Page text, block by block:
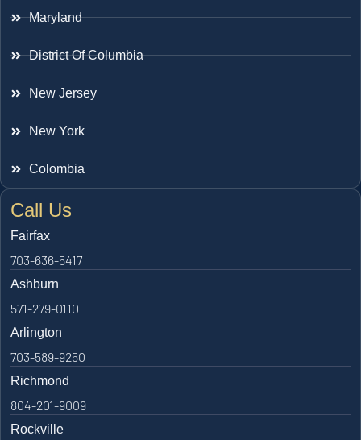
Maryland
District Of Columbia
New Jersey
New York
Colombia
Call Us
Fairfax
703-636-5417
Ashburn
571-279-0110
Arlington
703-589-9250
Richmond
804-201-9009
Rockville